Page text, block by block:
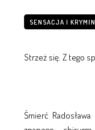
SENSACJA I
Strzeż się. Z tego
Śmierć